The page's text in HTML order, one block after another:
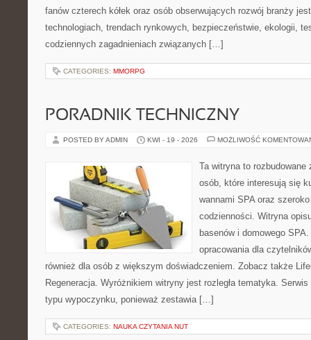
fanów czterech kółek oraz osób obserwujących rozwój branży
technologiach, trendach rynkowych, bezpieczeństwie, ekologii,
codziennych zagadnieniach związanych […]
CATEGORIES: MMORPG
PORADNIK TECHNICZNY
POSTED BY ADMIN KWI - 19 - 2026 MOŻLIWOŚĆ
Ta witryna to
osób, które interesują się
wannami SPA oraz
codzienności. Witryna
basenów i domowego
opracowania dla
również dla osób z większym doświadczeniem. Zobacz także
Regeneracja. Wyróżnikiem witryny jest rozległa tematyka.
typu wypoczynku, ponieważ zestawia […]
CATEGORIES: NAUKA CZYTANIA NUT